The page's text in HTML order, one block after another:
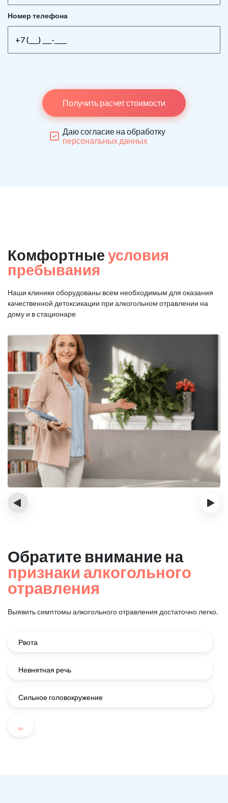
Номер телефона
Получить расчет стоимости
Даю согласие на обработку
персональных данных
Комфортные условия
пребывания
Наши клиники оборудованы всем необходимым для оказания
качественной детоксикации при алкогольном отравлении на
дому и в стационаре
‹ ›
Обратите внимание на
признаки алкогольного
отравления
Выявить симптомы алкогольного отравления достаточно легко.
Рвота
Невнятная речь
Сильное головокружение
...